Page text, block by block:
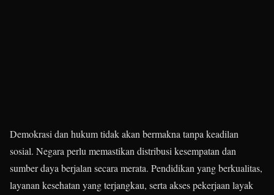
Demokrasi dan hukum tidak akan bermakna tanpa keadilan
sosial. Negara perlu memastikan distribusi kesempatan dan
sumber daya berjalan secara merata. Pendidikan yang berkualitas,
layanan kesehatan yang terjangkau, serta akses pekerjaan layak